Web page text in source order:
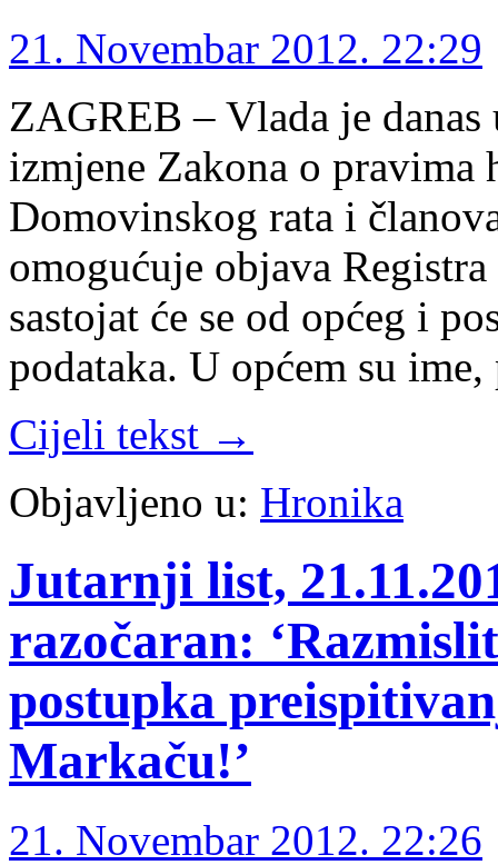
21. Novembar 2012. 22:29
ZAGREB – Vlada je
izmjene Zakona o
Domovinskog rata i
omogućuje objava
sastojat će se od općeg i
podataka. U općem su
Cijeli tekst →
Objavljeno u: Hronika
Jutarnji list,
razočaran:
postupka
Markaču!’
21. Novembar 2012. 22:26